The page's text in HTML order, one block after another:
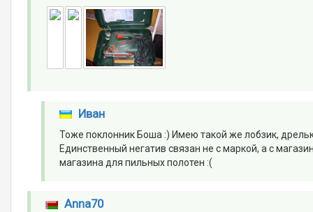
Иван
Тоже поклонник Боша :) Имею такой же лобзик,
Единственный негатив связан не с маркой, а с
магазина для пильных полотен :(
Anna70